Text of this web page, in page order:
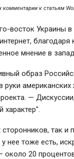
комментарии к статьям
восток Украины
благодаря
мнение в
образ
американских
—
так и
нее тоже есть,
около 20